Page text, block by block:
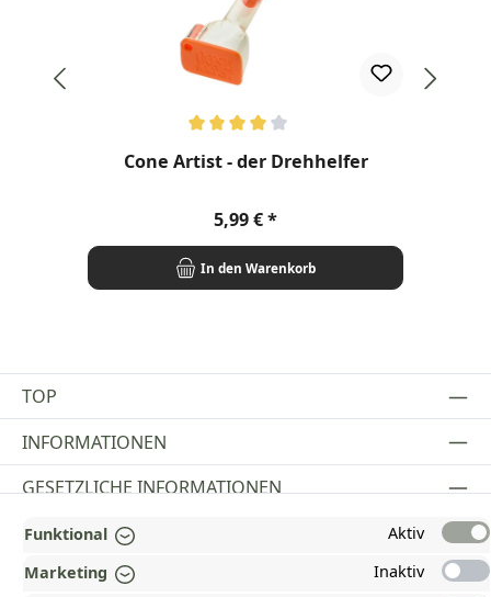
Cone Artist - der Drehhelfer
Regulärer Preis:
5,99 €
In den Warenkorb
TOP
INFORMATIONEN
GESETZLICHE INFORMATIONEN
ZAHLUNGS- UND VERSANDARTEN
AUSGEZEICHNET UND ZERTIFIZIERT!
Funktional
Aktiv
Marketing
Inaktiv